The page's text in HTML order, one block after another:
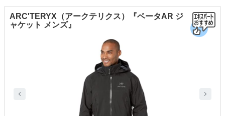
ARC'TERYX（アークテリクス）『ベータAR ジ
ャケット メンズ』